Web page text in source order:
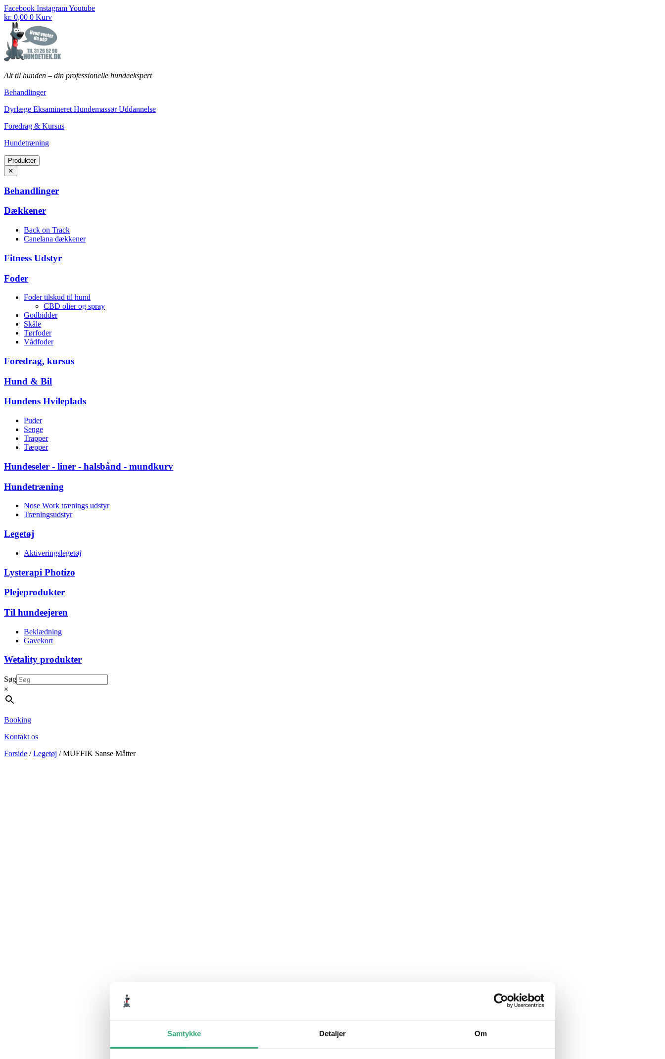
Samtykke Detaljer Om
Fortsæt
til
indhold
Facebook InstagramYoutube
kr. 0,00 0 Kurv
Alt til hunden – din professionelle hundeekspert
Behandlinger
Dyrlæge Eksamineret Hundemassør Uddannelse
Foredrag & Kursus
Hundetræning
Produkter
✕
Behandlinger
Dækkener
Back on Track
Canelana dækkener
Fitness Udstyr
Foder
Foder tilskud til hund
CBD olier og spray
Godbidder
Skåle
Tørfoder
Vådfoder
Foredrag, kursus
Hund & Bil
Hundens Hvileplads
Puder
Senge
Trapper
Tæpper
Hundeseler - liner - halsbånd - mundkurv
Hundetræning
Nose Work trænings udstyr
Træningsudstyr
Legetøj
Aktiveringslegetøj
Lysterapi Photizo
Plejeprodukter
Til hundeejeren
Beklædning
Gavekort
Wetality produkter
Søg
×
Booking
Kontakt os
Forside /Legetøj / MUFFIK Sanse Måtter